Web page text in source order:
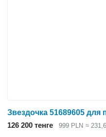
126 200 тенге 999 PLN ≈